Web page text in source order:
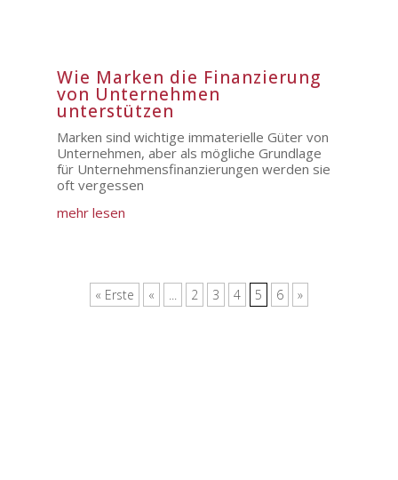
Wie Marken die Finanzierung
von Unternehmen
unterstützen
Marken sind wichtige immaterielle Güter von
Unternehmen, aber als mögliche Grundlage
für Unternehmensfinanzierungen werden sie
oft vergessen
mehr lesen
« Erste « ... 2 3 4 5 6 »